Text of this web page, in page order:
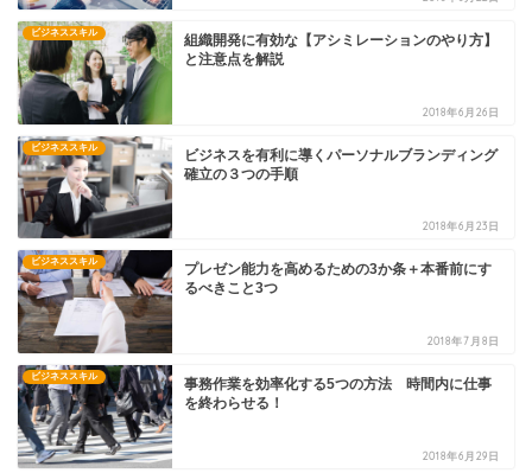
ビジネススキル
組織開発に有効な【アシミレーションのやり方】
と注意点を解説
2018年6月26日
ビジネススキル
ビジネスを有利に導くパーソナルブランディング
確立の３つの手順
2018年6月23日
ビジネススキル
プレゼン能力を高めるための3か条＋本番前にす
るべきこと3つ
2018年7月8日
ビジネススキル
事務作業を効率化する5つの方法 時間内に仕事
を終わらせる！
2018年6月29日